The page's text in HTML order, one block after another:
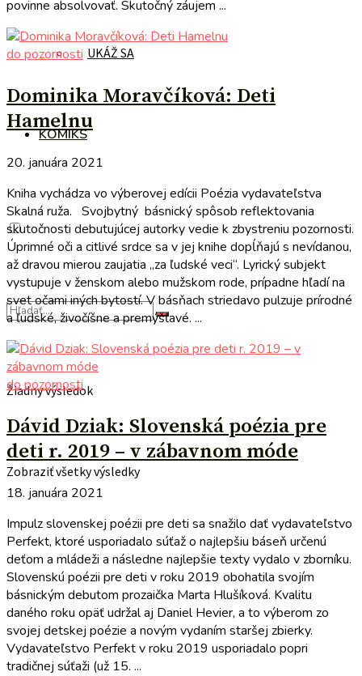
UKÁŽ SA
KOMIKS
Žiadny výsledok
Zobraziť všetky výsledky
povinne absolvovať. Skutočný záujem ...
do pozornosti
Dominika Moravčíková: Deti
Hamelnu
20. januára 2021
Kniha vychádza vo výberovej edícii Poézia vydavateľstva
Skalná ruža. Svojbytný básnický spôsob reflektovania
skutočnosti debutujúcej autorky vedie k zbystreniu pozornosti.
Úprimné oči a citlivé srdce sa v jej knihe dopĺňajú s nevídanou,
až dravou mierou zaujatia „za ľudské veci“. Lyrický subjekt
vystupuje v ženskom alebo mužskom rode, prípadne hľadí na
svet očami iných bytostí. V básňach striedavo pulzuje prírodné
a ľudské, živočíšne a premýšľavé. ...
do pozornosti
Dávid Dziak: Slovenská poézia pre
deti r. 2019 – v zábavnom móde
18. januára 2021
Impulz slovenskej poézii pre deti sa snažilo dať vydavateľstvo
Perfekt, ktoré usporiadalo súťaž o najlepšiu báseň určenú
deťom a mládeži a následne najlepšie texty vydalo v zborníku.
Slovenskú poézii pre deti v roku 2019 obohatila svojím
básnickým debutom prozaička Marta Hlušíková. Kvalitu
daného roku opäť udržal aj Daniel Hevier, a to výberom zo
svojej detskej poézie a novým vydaním staršej zbierky.
Vydavateľstvo Perfekt v roku 2019 usporiadalo popri
tradičnej súťaži (už 15. ...